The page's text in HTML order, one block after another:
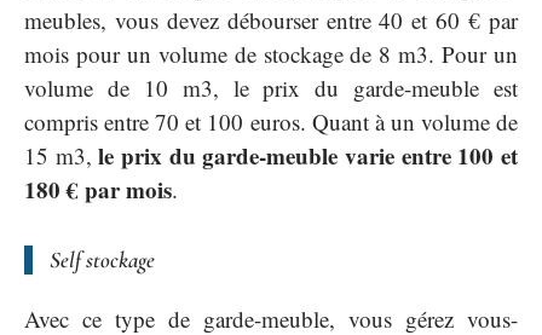
meubles, vous devez débourser entre 40 et 60 € par
mois pour un volume de stockage de 8 m3. Pour un
volume de 10 m3, le prix du garde-meuble est
compris entre 70 et 100 euros. Quant à un volume de
15 m3,le prix du garde-meuble varie entre 100 et
180 € par mois.
Self stockage
Avec ce type de garde-meuble, vous gérez vous-